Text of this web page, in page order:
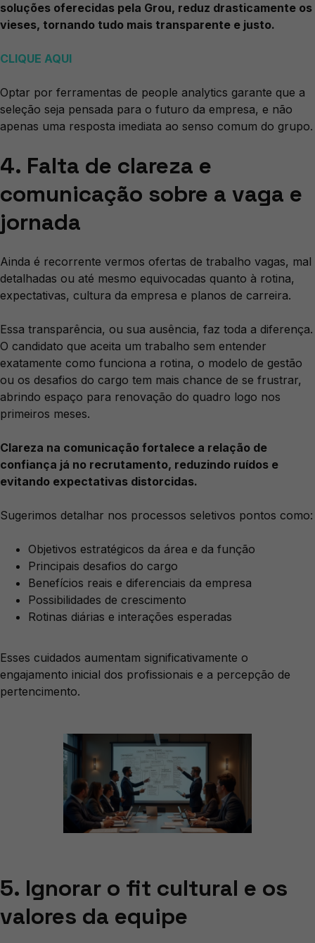
soluções oferecidas pela Grou, reduz drasticamente os
vieses, tornando tudo mais transparente e justo.
CLIQUE AQUI
Optar por ferramentas de people analytics garante que a
seleção seja pensada para o futuro da empresa, e não
apenas uma resposta imediata ao senso comum do grupo.
4. Falta de clareza e
comunicação sobre a vaga e
jornada
Ainda é recorrente vermos ofertas de trabalho vagas, mal
detalhadas ou até mesmo equivocadas quanto à rotina,
expectativas, cultura da empresa e planos de carreira.
Essa transparência, ou sua ausência, faz toda a diferença.
O candidato que aceita um trabalho sem entender
exatamente como funciona a rotina, o modelo de gestão
ou os desafios do cargo tem mais chance de se frustrar,
abrindo espaço para renovação do quadro logo nos
primeiros meses.
Clareza na comunicação fortalece a relação de
confiança já no recrutamento, reduzindo ruídos e
evitando expectativas distorcidas.
Sugerimos detalhar nos processos seletivos pontos como:
Objetivos estratégicos da área e da função
Principais desafios do cargo
Benefícios reais e diferenciais da empresa
Possibilidades de crescimento
Rotinas diárias e interações esperadas
Esses cuidados aumentam significativamente o
engajamento inicial dos profissionais e a percepção de
pertencimento.
5. Ignorar o fit cultural e os
valores da equipe